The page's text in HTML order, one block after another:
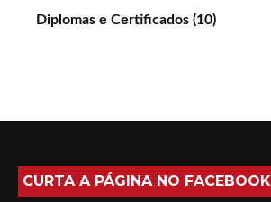
Diplomas e Certificados (10)
CURTA A PÁGINA NO FACEBOOK